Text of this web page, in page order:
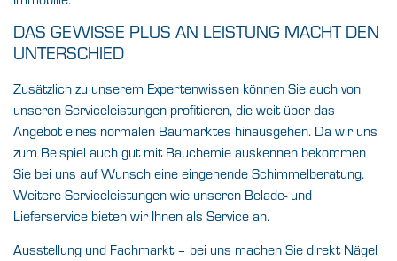
DAS GEWISSE PLUS AN LEISTUNG MACHT DEN
UNTERSCHIED
Zusätzlich zu unserem Expertenwissen können Sie auch von
unseren Serviceleistungen profitieren, die weit über das
Angebot eines normalen Baumarktes hinausgehen. Da wir uns
zum Beispiel auch gut mit Bauchemie auskennen bekommen
Sie bei uns auf Wunsch eine eingehende Schimmelberatung.
Weitere Serviceleistungen wie unseren Belade- und
Lieferservice bieten wir Ihnen als Service an.
Ausstellung und Fachmarkt – bei uns machen Sie direkt Nägel